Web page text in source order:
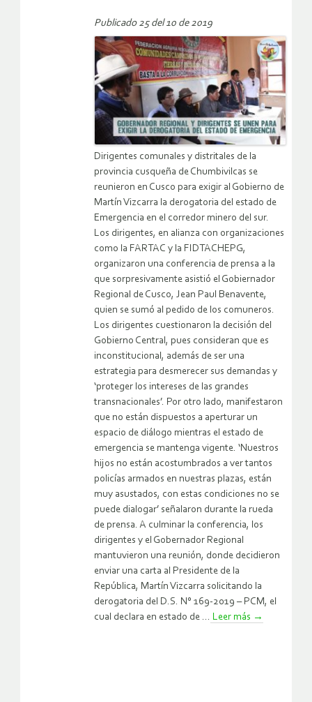
Publicado 25 del 10 de 2019
Dirigentes comunales y distritales de la
provincia cusqueña de Chumbivilcas se
reunieron en Cusco para exigir al Gobierno de
Martín Vizcarra la derogatoria del estado de
Emergencia en el corredor minero del sur.
Los dirigentes, en alianza con organizaciones
como la FARTAC y la FIDTACHEPG,
organizaron una conferencia de prensa a la
que sorpresivamente asistió el Gobiernador
Regional de Cusco, Jean Paul Benavente,
quien se sumó al pedido de los comuneros.
Los dirigentes cuestionaron la decisión del
Gobierno Central, pues consideran que es
inconstitucional, además de ser una
estrategia para desmerecer sus demandas y
‘proteger los intereses de las grandes
transnacionales’. Por otro lado, manifestaron
que no están dispuestos a aperturar un
espacio de diálogo mientras el estado de
emergencia se mantenga vigente. ‘Nuestros
hijos no están acostumbrados a ver tantos
policías armados en nuestras plazas, están
muy asustados, con estas condiciones no se
puede dialogar’ señalaron durante la rueda
de prensa. A culminar la conferencia, los
dirigentes y el Gobernador Regional
mantuvieron una reunión, donde decidieron
enviar una carta al Presidente de la
República, Martín Vizcarra solicitando la
derogatoria del D.S. N° 169-2019 – PCM, el
cual declara en estado de ... Leer más →